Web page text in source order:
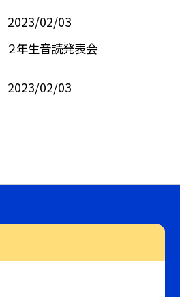
2023/02/03
２年生音読発表会
2023/02/03